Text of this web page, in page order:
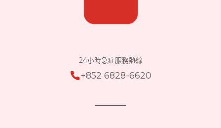
24小時急症服務熱線
+852 6828-6620